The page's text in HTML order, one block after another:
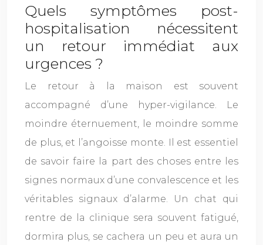
Quels symptômes post-
hospitalisation nécessitent
un retour immédiat aux
urgences ?
Le retour à la maison est souvent
accompagné d’une hyper-vigilance. Le
moindre éternuement, le moindre somme
de plus, et l’angoisse monte. Il est essentiel
de savoir faire la part des choses entre les
signes normaux d’une convalescence et les
véritables signaux d’alarme. Un chat qui
rentre de la clinique sera souvent fatigué,
dormira plus, se cachera un peu et aura un